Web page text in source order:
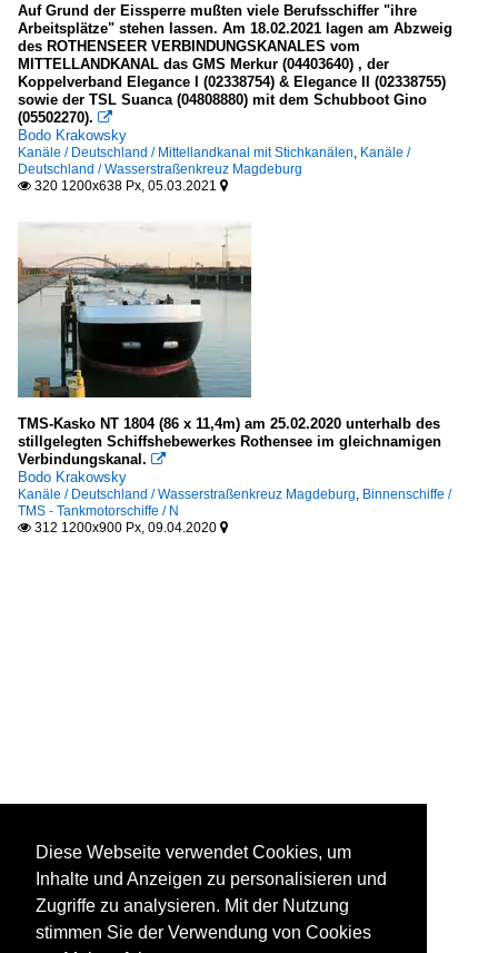
Auf Grund der Eissperre mußten viele Berufsschiffer "ihre
Arbeitsplätze" stehen lassen. Am 18.02.2021 lagen am Abzweig
des ROTHENSEER VERBINDUNGSKANALES vom
MITTELLANDKANAL das GMS Merkur (04403640) , der
Koppelverband Elegance I (02338754) & Elegance II (02338755)
sowie der TSL Suanca (04808880) mit dem Schubboot Gino
(05502270). 
Bodo Krakowsky
Kanäle / Deutschland / Mittellandkanal mit Stichkanälen, Kanäle /
Deutschland / Wasserstraßenkreuz Magdeburg
 320 1200x638 Px, 05.03.2021 
TMS-Kasko NT 1804 (86 x 11,4m) am 25.02.2020 unterhalb des
stillgelegten Schiffshebewerkes Rothensee im gleichnamigen
Verbindungskanal. 
Bodo Krakowsky
Kanäle / Deutschland / Wasserstraßenkreuz Magdeburg, Binnenschiffe /
TMS - Tankmotorschiffe / N
 312 1200x900 Px, 09.04.2020 
Diese Webseite verwendet Cookies, um
Inhalte und Anzeigen zu personalisieren und
Zugriffe zu analysieren. Mit der Nutzung
stimmen Sie der Verwendung von Cookies